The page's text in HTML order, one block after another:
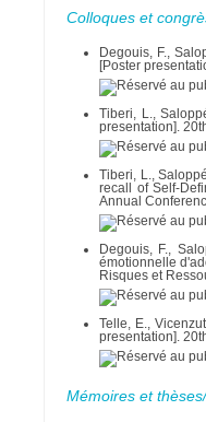
Colloques et
Degouis, F.,
[Poster
Tiberi, L.,
presentation].
Tiberi, L.,
recall of Self-
Annual
Degouis, F.,
émotionnelle
Risques et
Telle, E.,
presentation].
Mémoires et